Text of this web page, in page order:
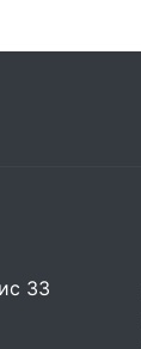
33